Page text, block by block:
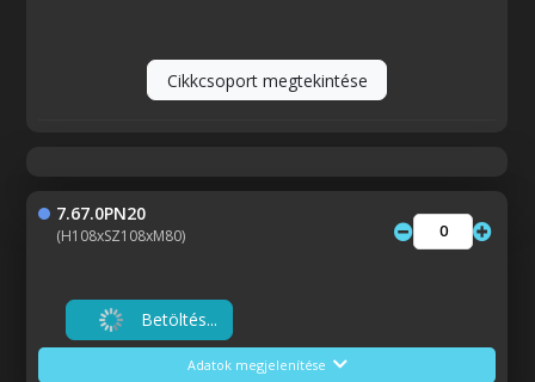
Cikkcsoport megtekintése
7.67.0PN20
(H108xSZ108xM80)
Betöltés...
Adatok megjelenítése